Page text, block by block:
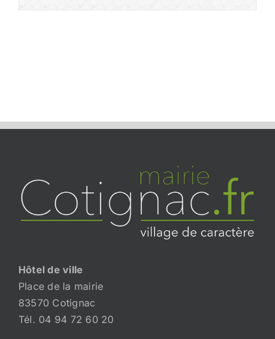
Hôtel de ville
Place de la mairie
83570 Cotignac
Tél. 04 94 72 60 20